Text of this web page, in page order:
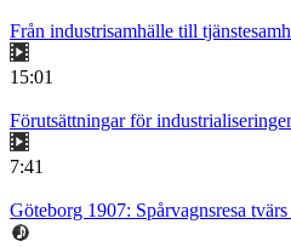
Från industrisamhälle till
15:01
Förutsättningar för
7:41
Göteborg 1907: Spårvagnsresa tvärs